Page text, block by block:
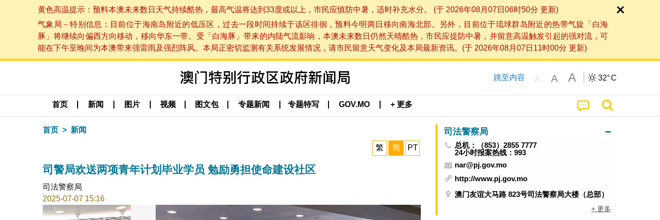
黄色高温提示：预料本澳未来数日天气持续酷热，最高气温将达到33度或以上，市民应慎防中暑，适时补充水分。 (于 2026年08月07日06时50分 更新)
气象局－特别信息：目前位于海南岛附近的低压区，过去一段时间持续于该区徘徊，预料今明两日移向南海北部。另外，目前位于琉球群岛附近的热带气旋「白海
豚」将继续向偏西方向移动，移向华东一带。受「白海豚」带来的内陆气流影响，本澳未来数日仍然天晴酷热，市民应提防中暑，并留意高温触发引起的强对流，可
能在下午至晚间为本澳带来强雷雨及强烈阵风。本局正密切监测有关系统发展情况，请市民留意天气变化及本局最新资讯。(于 2026年08月07日11时00分 更新)
跳至内容 A A A 32°C
首页 新闻 图片 视频 图文包 专题新闻 专题特写 GOV.MO + 更多
首页 新闻
繁 简 PT
司警局欢送两项青年计划毕业学员 勉励勇担使命建设社区
司法警察局
2025-07-07 15:16
司法警察局
总机：（853）2855 7777
24小时报案热线：993
nar@pj.gov.mo
http://www.pj.gov.mo
澳门友谊大马路 823号司法警察局大楼（总部）
+ 更多